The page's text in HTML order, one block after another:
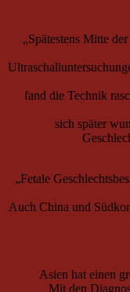
„Spätestens Mitte
fand die Technik
sich später
„Fetale
Auch China und
Asien hat einen
Mit den